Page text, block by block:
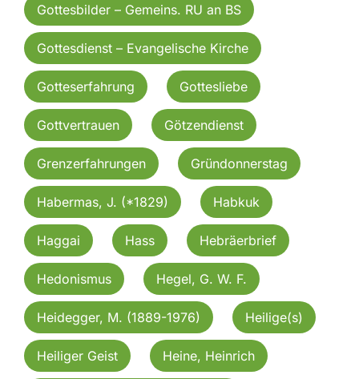
Gottesbilder – Gemeins. RU an BS
Gottesdienst – Evangelische Kirche
Gotteserfahrung Gottesliebe
Gottvertrauen Götzendienst
Grenzerfahrungen Gründonnerstag
Habermas, J. (*1829) Habkuk
Haggai Hass Hebräerbrief
Hedonismus Hegel, G. W. F.
Heidegger, M. (1889-1976) Heilige(s)
Heiliger Geist Heine, Heinrich